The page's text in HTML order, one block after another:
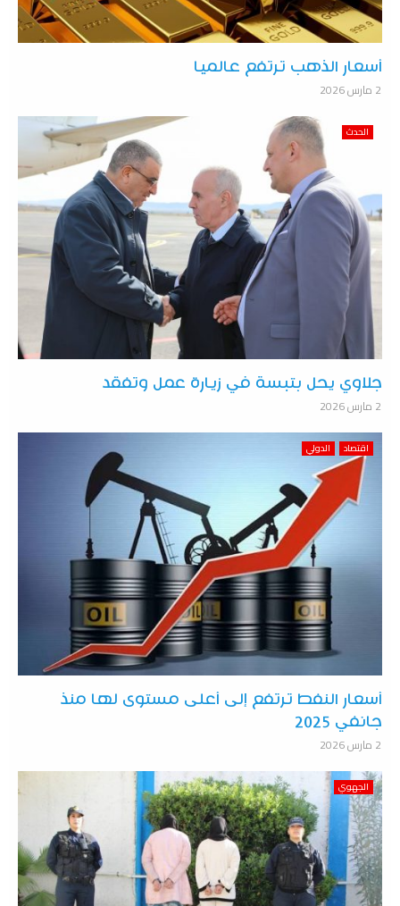
أسعار الذهب ترتفع عالميا
2 مارس 2026
الحدث
جلاوي يحل بتبسة في زيارة عمل وتفقد
2 مارس 2026
اقتصاد الدولي
أسعار النفط ترتفع إلى أعلى مستوى لها منذ
جانفي 2025
2 مارس 2026
الجهوي